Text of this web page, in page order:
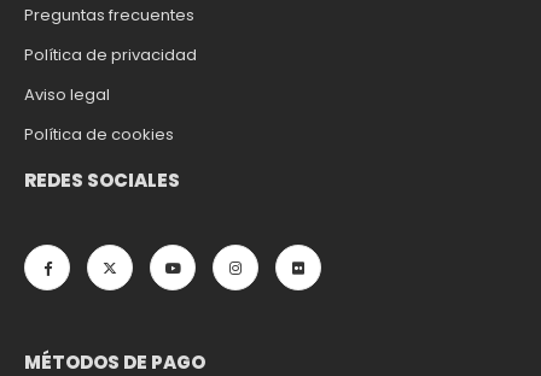
Preguntas frecuentes
Política de privacidad
Aviso legal
Política de cookies
REDES SOCIALES
MÉTODOS DE PAGO